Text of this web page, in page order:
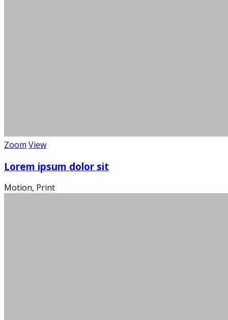
Zoom View
Lorem ipsum dolor sit
Motion, Print